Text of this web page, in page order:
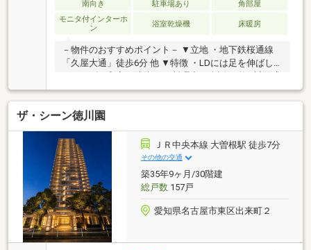
南向き 駐車場あり
角部屋
モニタ付インターホ
ン
浴室乾燥機 床暖房
－物件のおすすめポイント－ ▼立地 ・地下鉄桜通線
「久屋大通」徒歩6分 他 ▼特徴 ・LDには足を伸ばして
キッチン ・各洋室・和室等に収納スペースを確保 ・多
用途に活用可能なサービススペース ・浴室は1618サイ
ズ、窓があり自然換気が可能 ・南北両面にバルコニー
を設置 ・ペット飼育可能(細則有) ▼設備 ・床暖房
(LDK) ・三口コンロ・浄水器・食器洗乾燥機 ・浴室暖
房換気乾燥機 ・温水洗浄便座 ・スロップシンク ・宅
配ボックス
ザ・シーン徳川園
ＪＲ中央本線 大曽根駅 徒歩7分
その他の交通
築35年9ヶ月/30階建
総戸数157戸
愛知県名古屋市東区出来町２